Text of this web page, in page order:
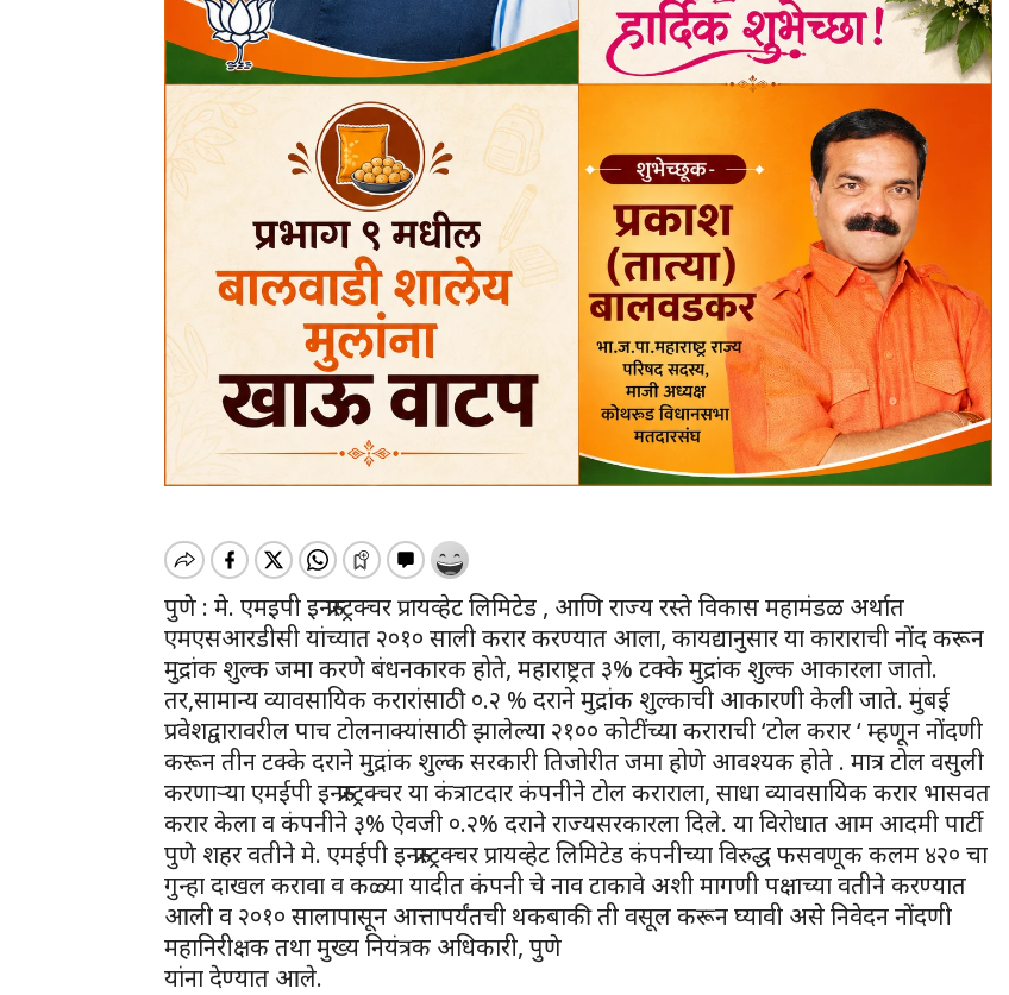
पुणे : मे. एमइपी इन्फ्रास्ट्रक्चर प्रायव्हेट लिमिटेड , आणि राज्य रस्ते विकास महामंडळ अर्थात
एमएसआरडीसी यांच्यात २०१० साली करार करण्यात आला, कायद्यानुसार या काराराची नोंद करून
मुद्रांक शुल्क जमा करणे बंधनकारक होते, महाराष्ट्रत ३% टक्के मुद्रांक शुल्क आकारला जातो.
तर,सामान्य व्यावसायिक करारांसाठी ०.२ % दराने मुद्रांक शुल्काची आकारणी केली जाते. मुंबई
प्रवेशद्वारावरील पाच टोलनाक्यांसाठी झालेल्या २१०० कोटींच्या कराराची ‘टोल करार ‘ म्हणून नोंदणी
करून तीन टक्के दराने मुद्रांक शुल्क सरकारी तिजोरीत जमा होणे आवश्यक होते . मात्र टोल वसुली
करणाऱ्या एमईपी इन्फ्रास्ट्रक्चर या कंत्राटदार कंपनीने टोल कराराला, साधा व्यावसायिक करार भासवत
करार केला व कंपनीने ३% ऐवजी ०.२% दराने राज्यसरकारला दिले. या विरोधात आम आदमी पार्टी
पुणे शहर वतीने मे. एमईपी इन्फ्रास्ट्रक्चर प्रायव्हेट लिमिटेड कंपनीच्या विरुद्ध फसवणूक कलम ४२० चा
गुन्हा दाखल करावा व कळ्या यादीत कंपनी चे नाव टाकावे अशी मागणी पक्षाच्या वतीने करण्यात
आली व २०१० सालापासून आत्तापर्यंतची थकबाकी ती वसूल करून घ्यावी असे निवेदन नोंदणी
महानिरीक्षक तथा मुख्य नियंत्रक अधिकारी, पुणे
यांना देण्यात आले.